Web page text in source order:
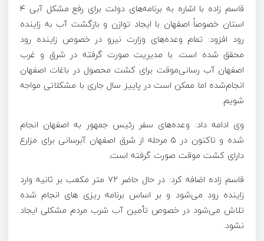
قاسم زاده با اشاره به برنامه‌های دولت برای رفع مشکل آبی ۴
استان خصوصاً اصفهان با ایجاد توازن و بازگشت آب به زاینده
رود افزود: تمام وعده‌های وزارت نیرو در خصوص زاینده رود
محقق شده است. با مدیریت صورت گرفته در شرق و غرب
اصفهان آب رسانی‌موقت برای کشت محصول در باغات اصفهان
انجام‌شده اما ممکن است در پاییز سال جاری با مشکلاتی مواجه
شویم.
وی ادامه داد: وعده‌های سفر رئیس جمهور به اصفهان انجام
شده و تاکنون در ۵ مرحله از شرق اصفهان آبرسانی برای مزارع
دارای کشت موقت صورت گرفته است.
قاسم زاده اضافه کرد: در حال حاضر ۷۲ متر مکعب بر ثانیه وارد
زاینده رود می‌شود و بر اساس برنامه ریزی های انجام شده
تلاش می‌شود در خصوص تأمین آب شرب مردم مشکلی ایجاد
نشود.